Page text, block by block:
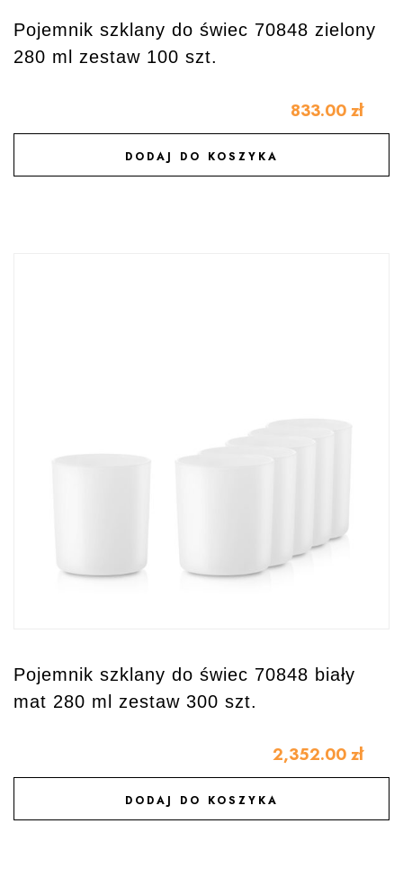
Pojemnik szklany do świec 70848 zielony
280 ml zestaw 100 szt.
833.00 zł
DODAJ DO KOSZYKA
DODAJ DO ULUBIONYCH
Pojemnik szklany do świec 70848 biały
mat 280 ml zestaw 300 szt.
2,352.00 zł
DODAJ DO KOSZYKA
DODAJ DO ULUBIONYCH